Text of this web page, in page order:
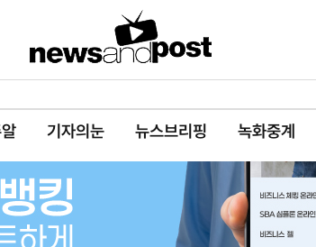
기자의눈 뉴스브리핑 녹화중계